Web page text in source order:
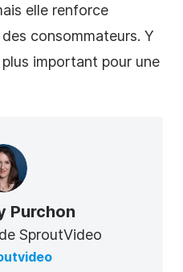
elle renforce
consommateurs. Y
important pour une
Purchon
SproutVideo